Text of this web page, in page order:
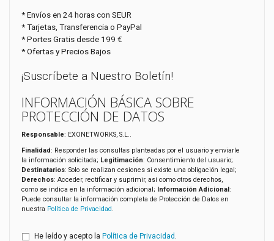
* Envíos en 24 horas con SEUR
* Tarjetas, Transferencia o PayPal
* Portes Gratis desde 199 €
* Ofertas y Precios Bajos
¡Suscríbete a Nuestro Boletín!
INFORMACIÓN BÁSICA SOBRE
PROTECCIÓN DE DATOS
Responsable: EXONETWORKS, S.L..
Finalidad: Responder las consultas planteadas por el usuario y enviarle
la información solicitada; Legitimación: Consentimiento del usuario;
Destinatarios: Solo se realizan cesiones si existe una obligación legal;
Derechos: Acceder, rectificar y suprimir, así como otros derechos,
como se indica en la información adicional;
Información Adicional :
Puede consultar la información completa de Protección de Datos en
nuestra Política de Privacidad .
He leído y acepto la Política de Privacidad